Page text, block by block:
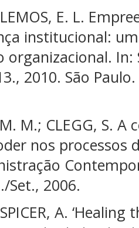
E. L.
institucional:
In:
2010. São
M. M.; CLEGG, S.
nos processos
Set., 2006.
A.